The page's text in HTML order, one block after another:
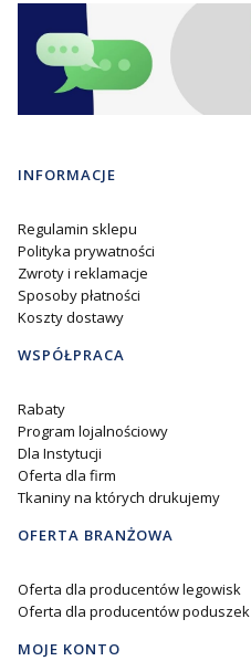
Linki w stopce
INFORMACJE
Regulamin sklepu
Polityka prywatności
Zwroty i reklamacje
Sposoby płatności
Koszty dostawy
WSPÓŁPRACA
Rabaty
Program lojalnościowy
Dla Instytucji
Oferta dla firm
Tkaniny na których drukujemy
OFERTA BRANŻOWA
Oferta dla producentów legowisk
Oferta dla producentów poduszek
MOJE KONTO